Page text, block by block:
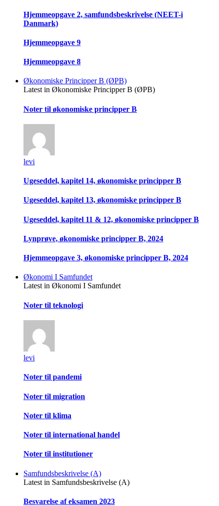
Hjemmeopgave 2, samfundsbeskrivelse (NEET-i
Danmark)
Hjemmeopgave 9
Hjemmeopgave 8
Økonomiske Principper B (ØPB)
Latest in Økonomiske Principper B (ØPB)
Noter til økonomiske principper B
levi
Ugeseddel, kapitel 14, økonomiske principper B
Ugeseddel, kapitel 13, økonomiske principper B
Ugeseddel, kapitel 11 & 12, økonomiske principper B
Lynprøve, økonomiske principper B, 2024
Hjemmeopgave 3, økonomiske principper B, 2024
Økonomi I Samfundet
Latest in Økonomi I Samfundet
Noter til teknologi
levi
Noter til pandemi
Noter til migration
Noter til klima
Noter til international handel
Noter til institutioner
Samfundsbeskrivelse (A)
Latest in Samfundsbeskrivelse (A)
Besvarelse af eksamen 2023